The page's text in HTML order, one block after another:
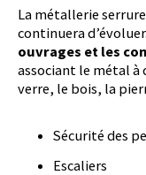
La métallerie
continuera d’évoluer.
ouvrages et les
associant le métal à
verre, le bois, la
Sécurité des
Escaliers